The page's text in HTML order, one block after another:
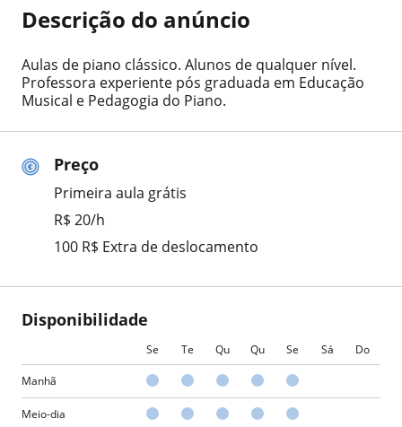
Preço
Primeira aula grátis
R$ 20/h
100 R$ Extra de deslocamento
Disponibilidade
Se Te Qu Qu Se Sá Do
Manhã
Meio-dia
Descrição do anúncio
Aulas de piano clássico. Alunos de qualquer nível.
Professora experiente pós graduada em Educação
Musical e Pedagogia do Piano.